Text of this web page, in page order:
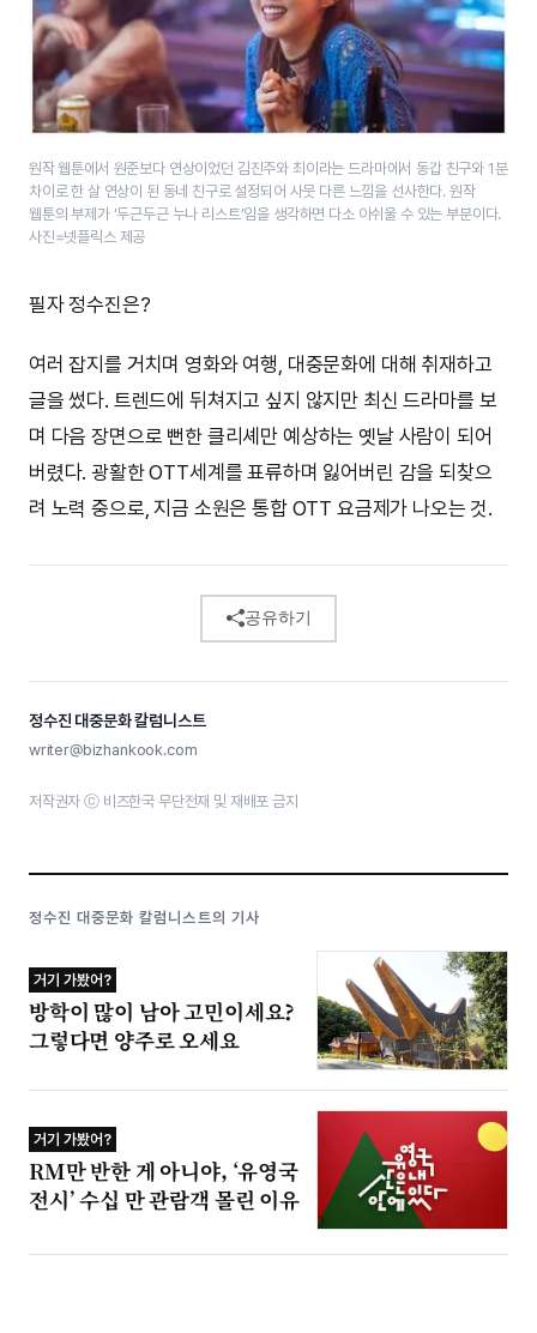
원작 웹툰에서 원준보다 연상이었던 김진주와 최이라는 드라마에서 동갑 친구와 1분
차이로 한 살 연상이 된 동네 친구로 설정되어 사뭇 다른 느낌을 선사한다. 원작
웹툰의 부제가 ‘두근두근 누나 리스트’임을 생각하면 다소 아쉬울 수 있는 부분이다.
사진=넷플릭스 제공
필자 정수진은?
여러 잡지를 거치며 영화와 여행, 대중문화에 대해 취재하고
글을 썼다. 트렌드에 뒤쳐지고 싶지 않지만 최신 드라마를 보
며 다음 장면으로 뻔한 클리셰만 예상하는 옛날 사람이 되어
버렸다. 광활한 OTT세계를 표류하며 잃어버린 감을 되찾으
려 노력 중으로, 지금 소원은 통합 OTT 요금제가 나오는 것.
공유하기
정수진 대중문화 칼럼니스트
writer@bizhankook.com
저작권자 ⓒ 비즈한국 무단전재 및 재배포 금지
정수진 대중문화 칼럼니스트의 기사
거기 가봤어?
방학이 많이 남아 고민이세요?
그렇다면 양주로 오세요
거기 가봤어?
RM만 반한 게 아니야, ‘유영국
전시’ 수십 만 관람객 몰린 이유